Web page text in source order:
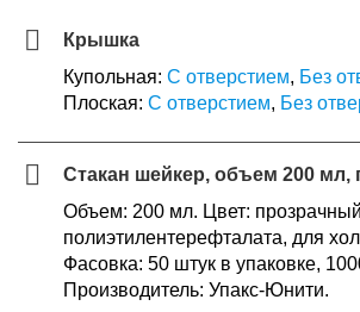
Крышка
Купольная: С отверстием, Без
Плоская: С отверстием, Без
Стакан шейкер, объем 200 мл,
Объем: 200 мл. Цвет:
полиэтилентерефталата, для
Фасовка: 50 штук в упаковке,
Производитель: Упакс-Юнити.